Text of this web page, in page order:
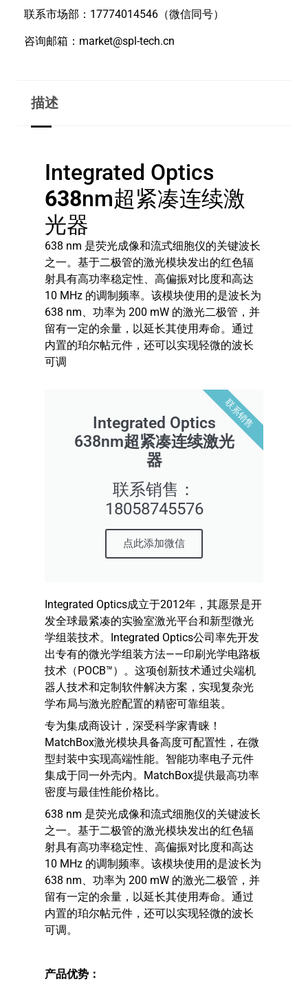
联系市场部：17774014546（微信同号）
咨询邮箱：market@spl-tech.cn
描述
Integrated Optics
638nm超紧凑连续激
光器
638 nm 是荧光成像和流式细胞仪的关键波长
之一。基于二极管的激光模块发出的红色辐
射具有高功率稳定性、高偏振对比度和高达
10 MHz 的调制频率。该模块使用的是波长为
638 nm、功率为 200 mW 的激光二极管，并
留有一定的余量，以延长其使用寿命。通过
内置的珀尔帖元件，还可以实现轻微的波长
可调
Integrated Optics
638nm超紧凑连续激光
器
联系销售：
18058745576
点此添加微信
联系销售
Integrated Optics成立于2012年，其愿景是开
发全球最紧凑的实验室激光平台和新型微光
学组装技术。Integrated Optics公司率先开发
出专有的微光学组装方法——印刷光学电路板
技术（POCB™）。这项创新技术通过尖端机
器人技术和定制软件解决方案，实现复杂光
学布局与激光腔配置的精密可靠组装。
专为集成商设计，深受科学家青睐！
MatchBox激光模块具备高度可配置性，在微
型封装中实现高端性能。智能功率电子元件
集成于同一外壳内。MatchBox提供最高功率
密度与最佳性能价格比。
638 nm 是荧光成像和流式细胞仪的关键波长
之一。基于二极管的激光模块发出的红色辐
射具有高功率稳定性、高偏振对比度和高达
10 MHz 的调制频率。该模块使用的是波长为
638 nm、功率为 200 mW 的激光二极管，并
留有一定的余量，以延长其使用寿命。通过
内置的珀尔帖元件，还可以实现轻微的波长
可调。
产品优势：